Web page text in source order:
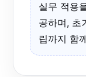
실무 적용
공하며,
립까지 함